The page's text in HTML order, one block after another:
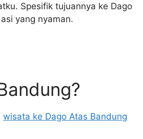
Spesifik tujuannya ke Dago
yang nyaman.
wisata ke Dago Atas Bandung